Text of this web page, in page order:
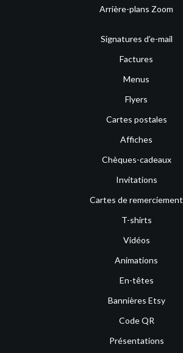
Arrière-plans Zoom
Signatures d’e-mail
Factures
Menus
Flyers
Cartes postales
Affiches
Chèques-cadeaux
Invitations
Cartes de remerciement
T-shirts
Vidéos
Animations
En-têtes
Bannières Etsy
Code QR
Présentations